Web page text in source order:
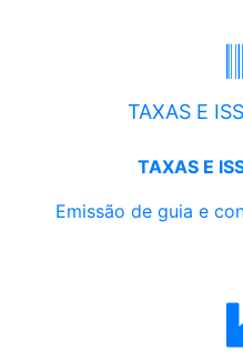
TAXAS E
TAXAS E
Emissão de guia e